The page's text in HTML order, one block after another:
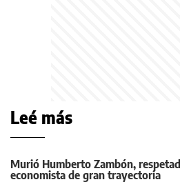
Leé más
Murió Humberto Zambón,
economista de gran trayectoria